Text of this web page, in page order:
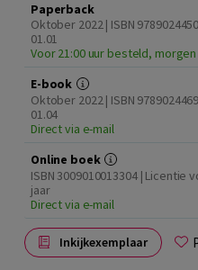
Paperback
Oktober 2022 | ISBN
01.01
Voor 21:00 uur besteld, morgen
E-book
Oktober 2022 | ISBN
01.04
Direct via e-mail
Online boek
ISBN 3009010013304 | Licentie
jaar
Direct via e-mail
Inkijkexemplaar